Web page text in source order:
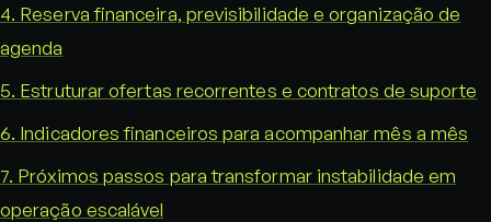
4. Reserva financeira, previsibilidade e organização de
agenda
5. Estruturar ofertas recorrentes e contratos de suporte
6. Indicadores financeiros para acompanhar mês a mês
7. Próximos passos para transformar instabilidade em
operação escalável